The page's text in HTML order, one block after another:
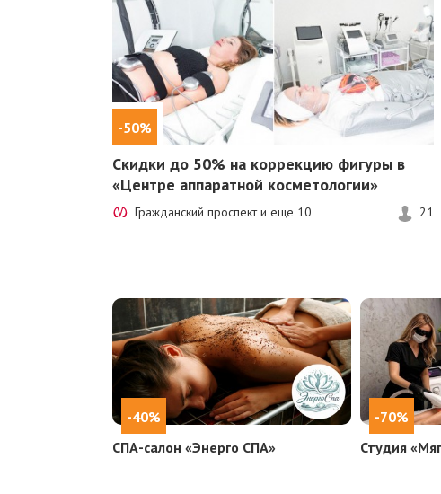
-50%
Скидки до 50% на коррекцию фигуры в
«Центре аппаратной косметологии»
Гражданский проспект и еще 10 21
-40%
СПА-салон «Энерго СПА»
-70%
Студия